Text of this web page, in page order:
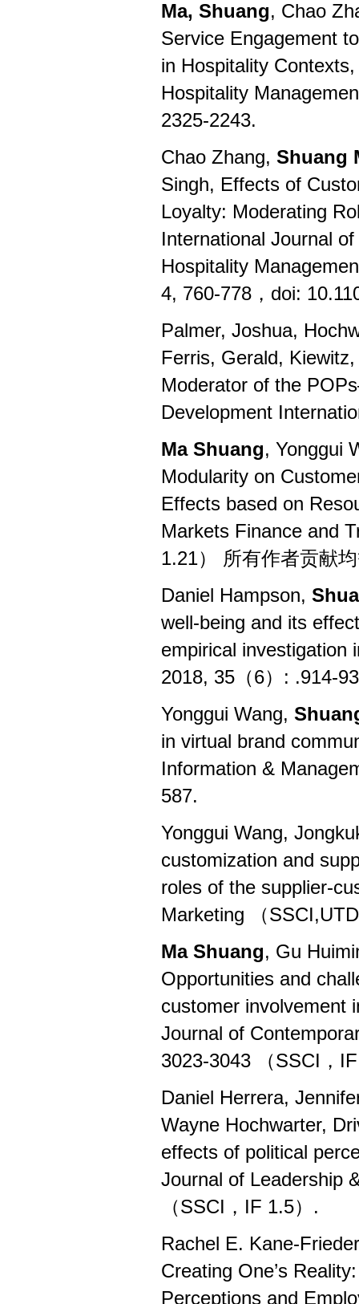
Ma, Shuang, Chao
Service Engagement
in Hospitality
Hospitality
2325-2243.
Chao Zhang, Shuang
Singh, Effects of
Loyalty: Moderating
International Journal
Hospitality
4, 760-778 ， doi:
Palmer, Joshua,
Ferris, Gerald,
Moderator of the POPs
Development
Ma Shuang, Yonggui
Modularity on
Effects based on
Markets Finance and
1.21） 所有作者贡献
Daniel Hampson,
well-being and its
empirical investigation
2018, 35（6）: .914-
Yonggui Wang,
in virtual brand
Information &
587.
Yonggui Wang,
customization and
roles of the supplier-
Marketing
（
Ma Shuang, Gu
Opportunities and
customer involvement
Journal of
3023-3043 （SSCI
，
Daniel Herrera,
Wayne Hochwarter,
effects of political
Journal of Leadership
（SSCI
，
IF 1.5）.
Rachel E. Kane-
Creating One’s
Perceptions and